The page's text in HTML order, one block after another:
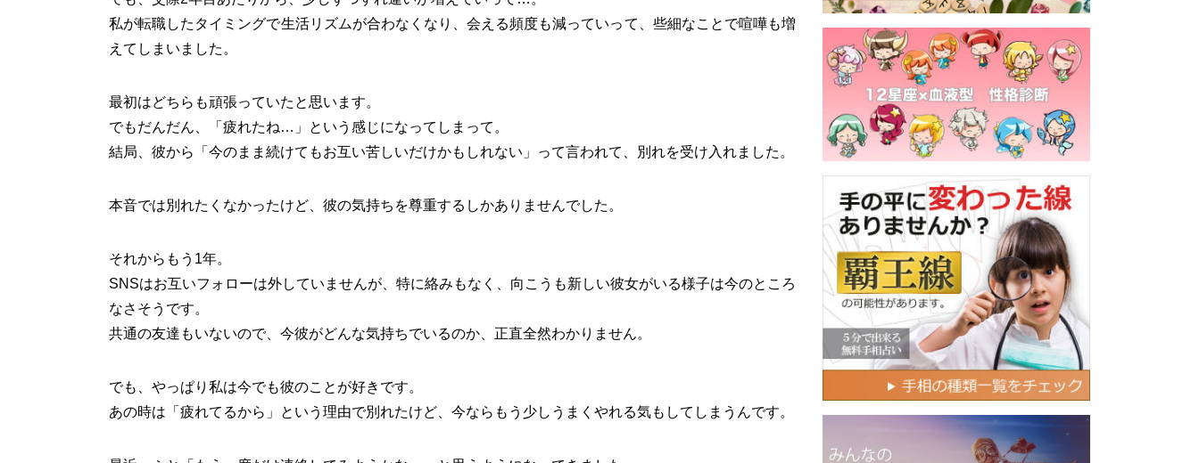
私が転職したタイミングで生活リズムが合わなくなり、会える頻度も減っていって、些細なことで喧嘩も増
えてしまいました。
最初はどちらも頑張っていたと思います。
でもだんだん、「疲れたね…」という感じになってしまって。
結局、彼から「今のまま続けてもお互い苦しいだけかもしれない」って言われて、別れを受け入れました。
本音では別れたくなかったけど、彼の気持ちを尊重するしかありませんでした。
それからもう1年。
SNSはお互いフォローは外していませんが、特に絡みもなく、向こうも新しい彼女がいる様子は今のところ
なさそうです。
共通の友達もいないので、今彼がどんな気持ちでいるのか、正直全然わかりません。
でも、やっぱり私は今でも彼のことが好きです。
あの時は「疲れてるから」という理由で別れたけど、今ならもう少しうまくやれる気もしてしまうんです。